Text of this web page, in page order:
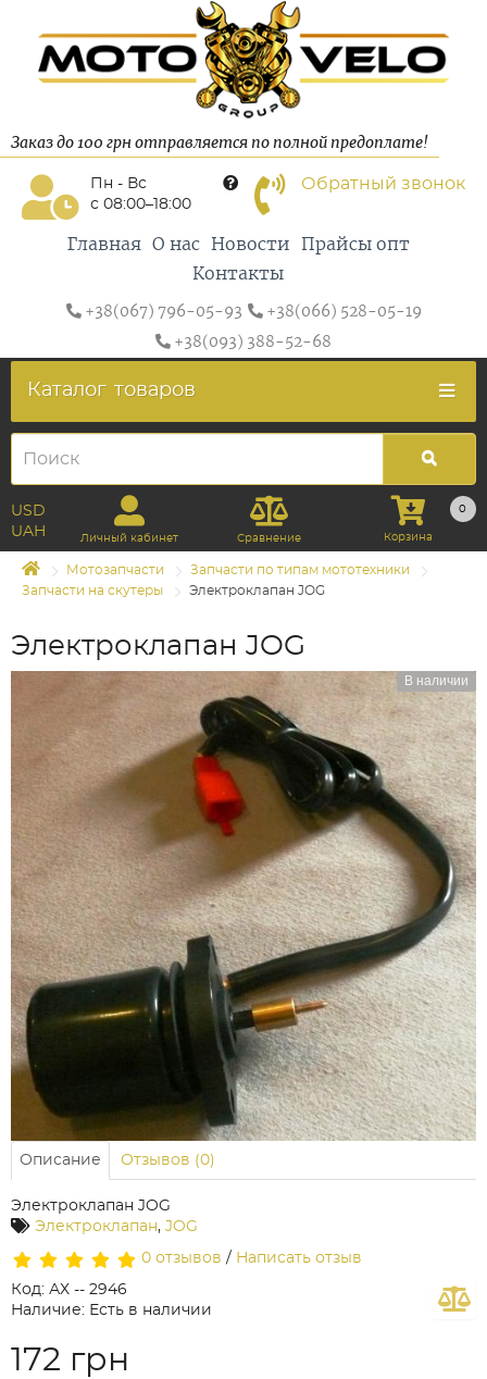
Заказ до 100 грн отправляется по полной предоплате!
Пн - Вс
с 08:00–18:00
Обратный звонок
Главная О нас Новости
Прайсы опт
Контакты
+38(067) 796-05-93
+38(066) 528-05-19
+38(093) 388-52-68
Каталог товаров
USD
UAH
Личный кабинет Сравнение
0
Корзина
Мотозапчасти
Запчасти по типам мототехники
Запчасти на скутеры
Электроклапан JOG
Электроклапан JOG
В наличии
Описание Отзывов (0)
Электроклапан JOG
Электроклапан, JOG
0 отзывов / Написать отзыв
Код: АХ -- 2946
Наличие: Есть в наличии
172 грн